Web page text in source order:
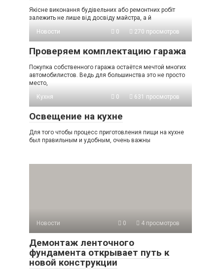
Якісне виконання будівельних або ремонтних робіт
залежить не лише від досвіду майстра, а й
Новости
0 270 просмотров
Проверяем комплектацию гаража
Покупка собственного гаража остаётся мечтой многих
автомобилистов. Ведь для большинства это не просто
место,
Кухня
0 631 просмотров
Освещение на кухне
Для того чтобы процесс приготовления пищи на кухне
был правильным и удобным, очень важны
Новости 0 4 просмотров
Демонтаж ленточного
фундамента открывает путь к
новой конструкции